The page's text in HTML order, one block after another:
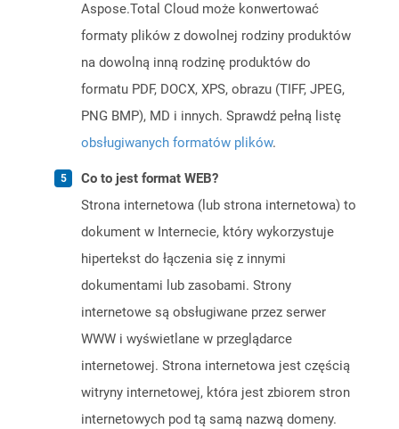
Aspose.Total Cloud może konwertować
formaty plików z dowolnej rodziny produktów
na dowolną inną rodzinę produktów do
formatu PDF, DOCX, XPS, obrazu (TIFF, JPEG,
PNG BMP), MD i innych. Sprawdź pełną listę
obsługiwanych formatów plików.
Co to jest format WEB?
Strona internetowa (lub strona internetowa) to
dokument w Internecie, który wykorzystuje
hipertekst do łączenia się z innymi
dokumentami lub zasobami. Strony
internetowe są obsługiwane przez serwer
WWW i wyświetlane w przeglądarce
internetowej. Strona internetowa jest częścią
witryny internetowej, która jest zbiorem stron
internetowych pod tą samą nazwą domeny.